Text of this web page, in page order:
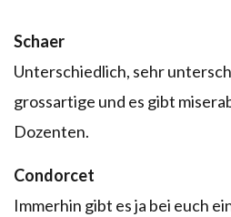
Schaer
Unterschiedlich, sehr
grossartige und es gibt
Dozenten.
Condorcet
Immerhin gibt es ja bei euch